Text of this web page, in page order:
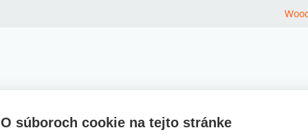
O súboroch cookie na tejto stránke